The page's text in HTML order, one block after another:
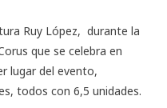
Ruy López, durante la
que se celebra en
lugar del evento,
todos con 6,5 unidades.